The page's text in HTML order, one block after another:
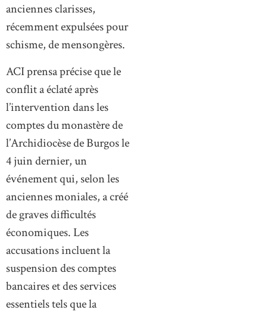
anciennes clarisses,
récemment expulsées pour
schisme, de mensongères.
ACI prensa précise que le
conflit a éclaté après
l’intervention dans les
comptes du monastère de
l’Archidiocèse de Burgos le
4 juin dernier, un
événement qui, selon les
anciennes moniales, a créé
de graves difficultés
économiques. Les
accusations incluent la
suspension des comptes
bancaires et des services
essentiels tels que la